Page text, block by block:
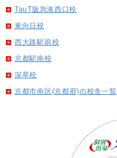
TauT阪急洛西口校
東向日校
西大路駅前校
京都駅南校
深草校
京都市南区(京都府)の校舎一覧